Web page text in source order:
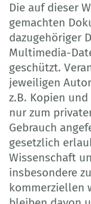
Die auf dieser
gemachten
dazugehöriger
Multimedia-
geschützt.
jeweiligen
z.B. Kopien
nur zum
Gebrauch
gesetzlich
Wissenschaft
insbesondere
kommerziellen